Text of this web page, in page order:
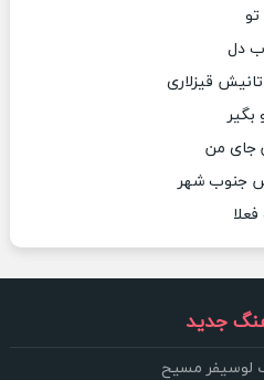
دل
قیزلاری
جای من
جنوب شهر
جدید
لوسیفر مسیح